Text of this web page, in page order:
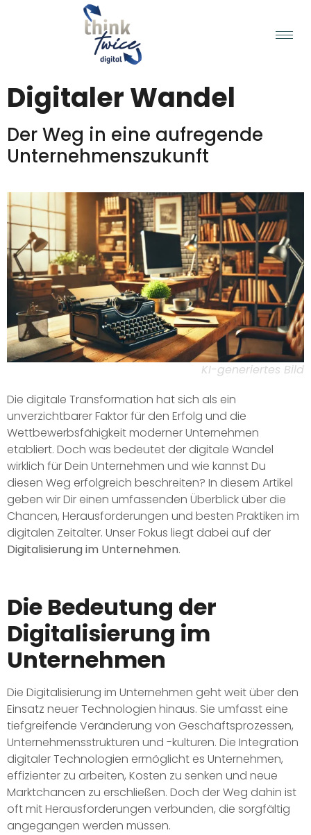
Digitaler Wandel
Der Weg in eine aufregende
Unternehmenszukunft
KI-generiertes Bild
Die digitale Transformation hat sich als ein
unverzichtbarer Faktor für den Erfolg und die
Wettbewerbsfähigkeit moderner Unternehmen
etabliert. Doch was bedeutet der digitale Wandel
wirklich für Dein Unternehmen und wie kannst Du
diesen Weg erfolgreich beschreiten? In diesem Artikel
geben wir Dir einen umfassenden Überblick über die
Chancen, Herausforderungen und besten Praktiken im
digitalen Zeitalter. Unser Fokus liegt dabei auf der
Digitalisierung im Unternehmen.
Die Bedeutung der
Digitalisierung im
Unternehmen
Die Digitalisierung im Unternehmen geht weit über den
Einsatz neuer Technologien hinaus. Sie umfasst eine
tiefgreifende Veränderung von Geschäftsprozessen,
Unternehmensstrukturen und -kulturen. Die Integration
digitaler Technologien ermöglicht es Unternehmen,
effizienter zu arbeiten, Kosten zu senken und neue
Marktchancen zu erschließen. Doch der Weg dahin ist
oft mit Herausforderungen verbunden, die sorgfältig
angegangen werden müssen.